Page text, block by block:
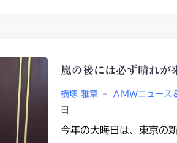
嵐の後には必ず晴れが
横塚 雅章 – ＡＭＷニュース
日
今年の大晦日は、東京の